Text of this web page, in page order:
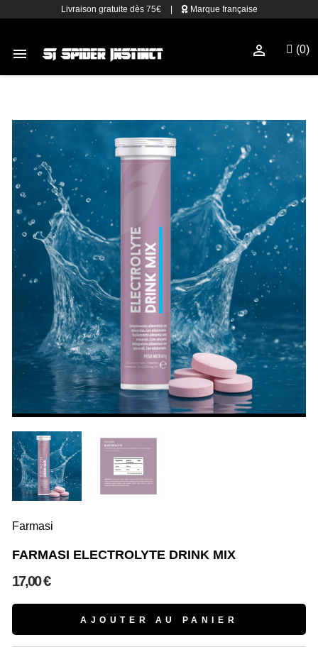
Livraison gratuite dès 75€ Marque française
 (0)

Farmasi
FARMASI ELECTROLYTE DRINK MIX
17,00 €
AJOUTER AU PANIER